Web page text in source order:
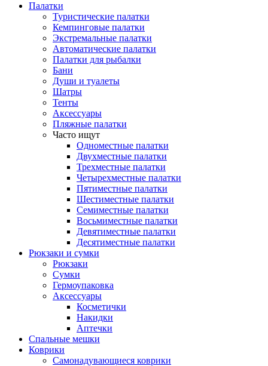
Палатки
Туристические палатки
Кемпинговые палатки
Экстремальные палатки
Автоматические палатки
Палатки для рыбалки
Бани
Души и туалеты
Шатры
Тенты
Аксессуары
Пляжные палатки
Часто ищут
Одноместные палатки
Двухместные палатки
Трехместные палатки
Четырехместные палатки
Пятиместные палатки
Шестиместные палатки
Семиместные палатки
Восьмиместные палатки
Девятиместные палатки
Десятиместные палатки
Рюкзаки и сумки
Рюкзаки
Сумки
Гермоупаковка
Аксессуары
Косметички
Накидки
Аптечки
Спальные мешки
Коврики
Самонадувающиеся коврики